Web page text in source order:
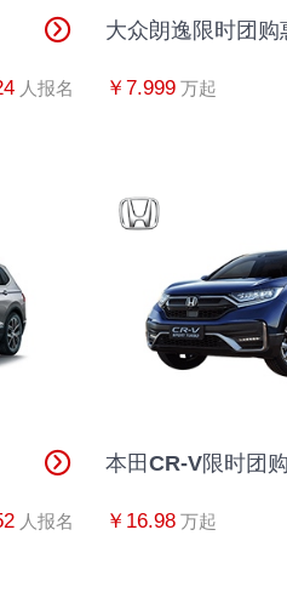
周先生
杨先生
人报名
大众朗逸限时团购
￥7.999 万起
人报名
本田CR-V限时团
￥16.98 万起